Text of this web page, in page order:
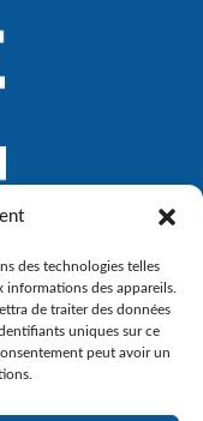
des technologies telles
informations des appareils.
de traiter des données
uniques sur ce
peut avoir un